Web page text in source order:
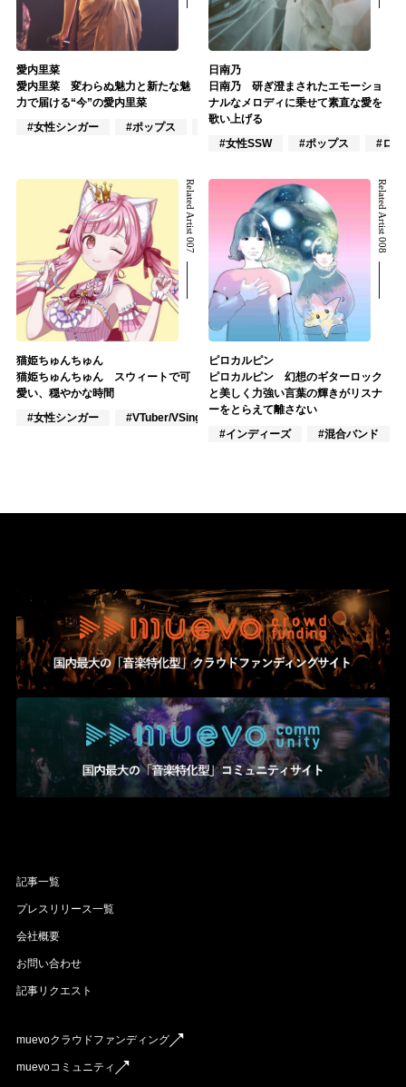
愛内里菜
愛内里菜 変わらぬ魅力と新たな魅
力で届ける“今”の愛内里菜
#女性シンガー
#ポップス #J-POP
日南乃
日南乃 研ぎ澄まされたエモーショ
ナルなメロディに乗せて素直な愛を
歌い上げる
#女性SSW
#ポップス #ロ
Related Artist 007
猫姫ちゅんちゅん
猫姫ちゅんちゅん スウィートで可
愛い、穏やかな時間
#女性シンガー
#VTuber/VSinger #ポップス
Related Artist 008
ピロカルピン
ピロカルピン 幻想のギターロック
と美しく力強い言葉の輝きがリスナ
ーをとらえて離さない
#インディーズ
#混合バンド
記事一覧
プレスリリース一覧
会社概要
お問い合わせ
記事リクエスト
muevoクラウドファンディング
muevoコミュニティ